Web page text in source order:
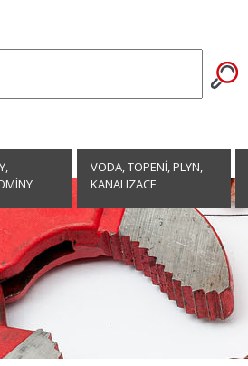
VODA, TOPENÍ, PLYN,
KANALIZACE